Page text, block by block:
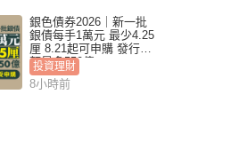
銀色債券2026｜新一批
銀債每手1萬元 最少4.25
厘 8.21起可申購 發行金
額最多550億
投資理財
8小時前